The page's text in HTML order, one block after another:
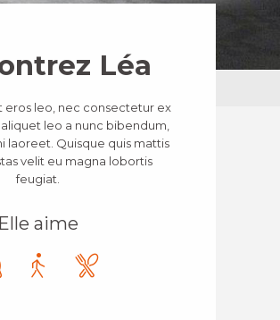
Léa
eros leo, nec consectetur ex
leo a nunc bibendum,
laoreet. Quisque quis mattis
velit eu magna lobortis
feugiat.
Elle aime